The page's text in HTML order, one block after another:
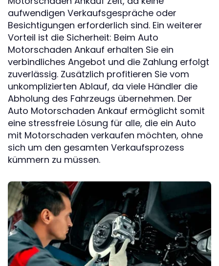
aufwendigen Verkaufsgespräche oder
Besichtigungen erforderlich sind. Ein weiterer
Vorteil ist die Sicherheit: Beim Auto
Motorschaden Ankauf erhalten Sie ein
verbindliches Angebot und die Zahlung erfolgt
zuverlässig. Zusätzlich profitieren Sie vom
unkomplizierten Ablauf, da viele Händler die
Abholung des Fahrzeugs übernehmen. Der
Auto Motorschaden Ankauf ermöglicht somit
eine stressfreie Lösung für alle, die ein Auto
mit Motorschaden verkaufen möchten, ohne
sich um den gesamten Verkaufsprozess
kümmern zu müssen.